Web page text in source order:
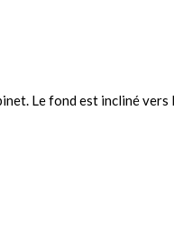
Le fond est incliné vers